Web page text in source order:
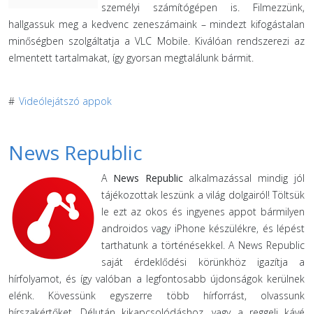
személyi számítógépen is. Filmezzünk,
hallgassuk meg a kedvenc zeneszámaink – mindezt kifogástalan
minőségben szolgáltatja a VLC Mobile. Kiválóan rendszerezi az
elmentett tartalmakat, így gyorsan megtalálunk bármit.
# Videólejátszó appok
News Republic
A News Republicalkalmazással mindig jól
tájékozottak leszünk a világ dolgairól! Töltsük
le ezt az okos és ingyenes appot bármilyen
androidos vagy iPhone készülékre, és lépést
tarthatunk a történésekkel. A News Republic
saját érdeklődési körünkhöz igazítja a
hírfolyamot, és így valóban a legfontosabb újdonságok kerülnek
elénk. Kövessünk egyszerre több hírforrást, olvassunk